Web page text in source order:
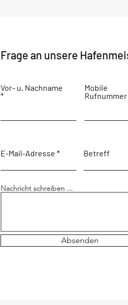
Frage an unsere
Vor- u. Nachname
Mobile
Rufnummer
E-Mail-Adresse Betreff
Nachricht schreiben ...
Absenden